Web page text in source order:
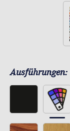
Ausführungen: